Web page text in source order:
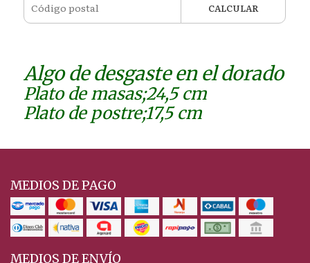
CALCULAR
Algo de desgaste en el dorado
Plato de masas;24,5 cm
Plato de postre;17,5 cm
MEDIOS DE PAGO
MEDIOS DE ENVÍO